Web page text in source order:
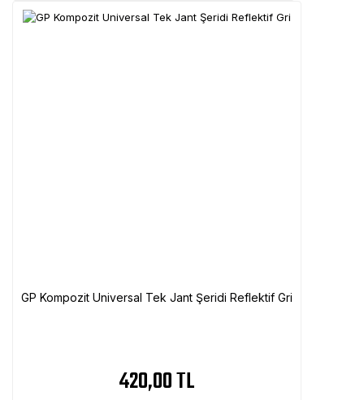
GP Kompozit Universal Tek Jant Şeridi Reflektif Gri
420,00 TL